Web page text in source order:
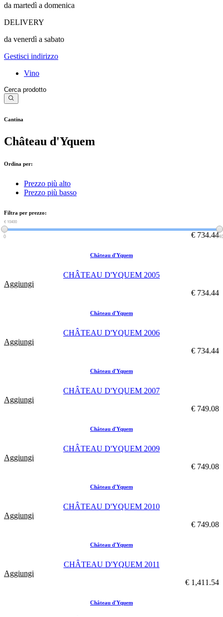
da martedì a domenica
DELIVERY
da venerdì a sabato
Gestisci indirizzo
Vino
Cantina
Château d'Yquem
Ordina per:
Prezzo più alto
Prezzo più basso
Filtra per prezzo:
€ 0
€ 10400
0 € 734.44
Château d'Yquem
CHÂTEAU D'YQUEM 2005
Aggiungi
€ 734.44
Château d'Yquem
CHÂTEAU D'YQUEM 2006
Aggiungi
€ 734.44
Château d'Yquem
CHÂTEAU D'YQUEM 2007
Aggiungi
€ 749.08
Château d'Yquem
CHÂTEAU D'YQUEM 2009
Aggiungi
€ 749.08
Château d'Yquem
CHÂTEAU D'YQUEM 2010
Aggiungi
€ 749.08
Château d'Yquem
CHÂTEAU D'YQUEM 2011
Aggiungi
€ 1,411.54
Château d'Yquem